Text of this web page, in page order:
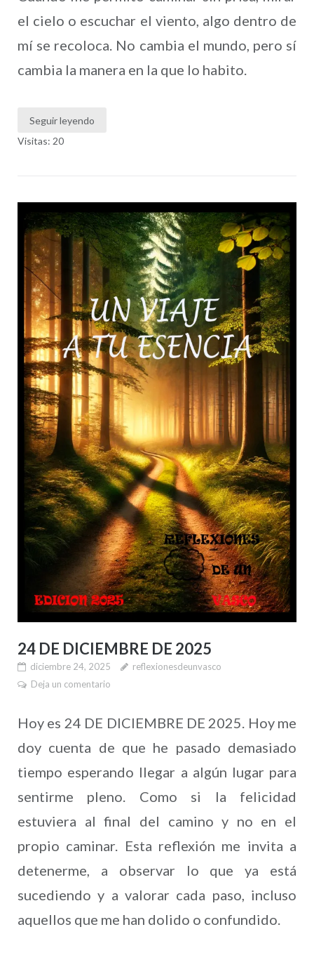
el cielo o escuchar el viento, algo dentro de
mí se recoloca. No cambia el mundo, pero sí
cambia la manera en la que lo habito.
Seguir leyendo
Visitas: 20
24 DE DICIEMBRE DE 2025
diciembre 24, 2025
reflexionesdeunvasco
Deja un comentario
Hoy es 24 DE DICIEMBRE DE 2025. Hoy me
doy cuenta de que he pasado demasiado
tiempo esperando llegar a algún lugar para
sentirme pleno. Como si la felicidad
estuviera al final del camino y no en el
propio caminar. Esta reflexión me invita a
detenerme, a observar lo que ya está
sucediendo y a valorar cada paso, incluso
aquellos que me han dolido o confundido.